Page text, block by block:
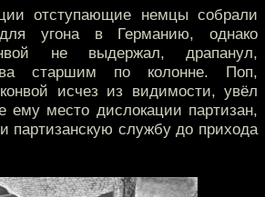
отступающие немцы собрали
угона в Германию, однако
не выдержал, драпанул,
старшим по колонне. Поп,
исчез из видимости, увёл
ему место дислокации партизан,
партизанскую службу до прихода